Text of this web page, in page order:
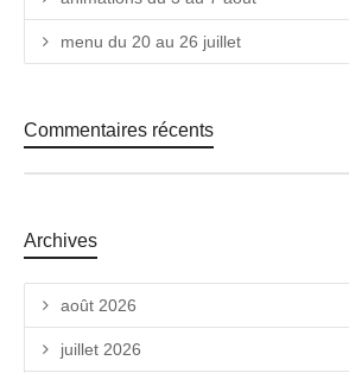
menu du 20 au 26 juillet
Commentaires récents
Archives
août 2026
juillet 2026